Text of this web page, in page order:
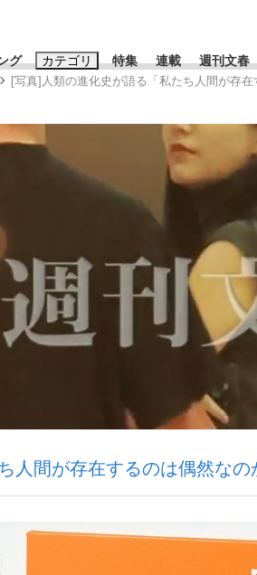
グ カテゴリ
佑が初めて明かした日本代表監督に...
侍ジャパン選手が証言した“NPB聞...
特集 連載 週刊文春
すめのキーワードタグ一覧
晋 #高市早苗 #後藤真
雄一郎
[写真]人類の進化史が語る「私たち人間が存在
人間が存在するのは偶然なの